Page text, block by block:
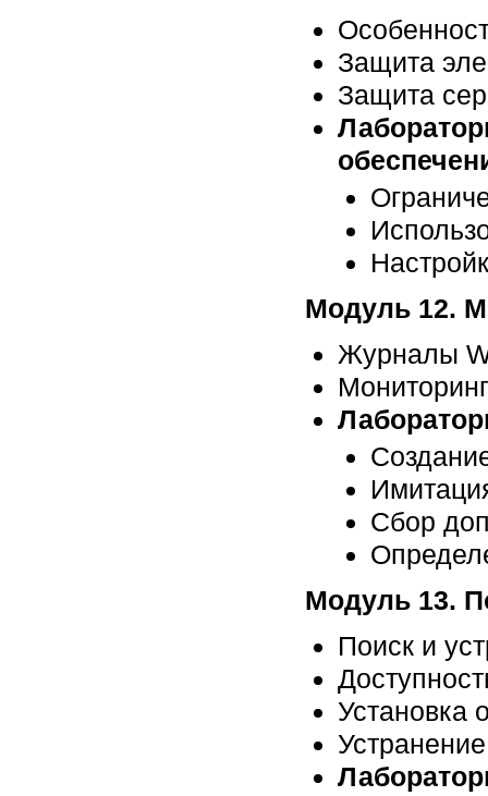
Защита
Защита
Модуль 12.
Журналы
Сбор
Модуль 13.
Поиск и
Установка